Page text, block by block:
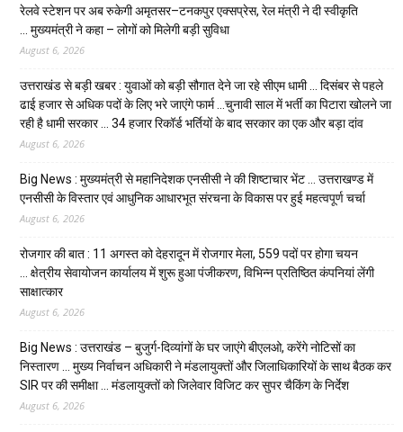
रेलवे स्टेशन पर अब रुकेगी अमृतसर–टनकपुर एक्सप्रेस, रेल मंत्री ने दी स्वीकृति
… मुख्यमंत्री ने कहा – लोगों को मिलेगी बड़ी सुविधा
August 6, 2026
उत्तराखंड से बड़ी खबर : युवाओं को बड़ी सौगात देने जा रहे सीएम धामी … दिसंबर से पहले
ढाई हजार से अधिक पदों के लिए भरे जाएंगे फार्म …चुनावी साल में भर्ती का पिटारा खोलने जा
रही है धामी सरकार … 34 हजार रिकॉर्ड भर्तियों के बाद सरकार का एक और बड़ा दांव
August 6, 2026
Big News : मुख्यमंत्री से महानिदेशक एनसीसी ने की शिष्टाचार भेंट … उत्तराखण्ड में
एनसीसी के विस्तार एवं आधुनिक आधारभूत संरचना के विकास पर हुई महत्वपूर्ण चर्चा
August 6, 2026
रोजगार की बात : 11 अगस्त को देहरादून में रोजगार मेला, 559 पदों पर होगा चयन
… क्षेत्रीय सेवायोजन कार्यालय में शुरू हुआ पंजीकरण, विभिन्न प्रतिष्ठित कंपनियां लेंगी
साक्षात्कार
August 6, 2026
Big News : उत्तराखंड – बुजुर्ग-दिव्यांगों के घर जाएंगे बीएलओ, करेंगे नोटिसों का
निस्तारण … मुख्य निर्वाचन अधिकारी ने मंडलायुक्तों और जिलाधिकारियों के साथ बैठक कर
SIR पर की समीक्षा … मंडलायुक्तों को जिलेवार विजिट कर सुपर चैकिंग के निर्देश
August 6, 2026